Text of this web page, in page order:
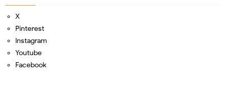
X
Pinterest
Instagram
Youtube
Facebook